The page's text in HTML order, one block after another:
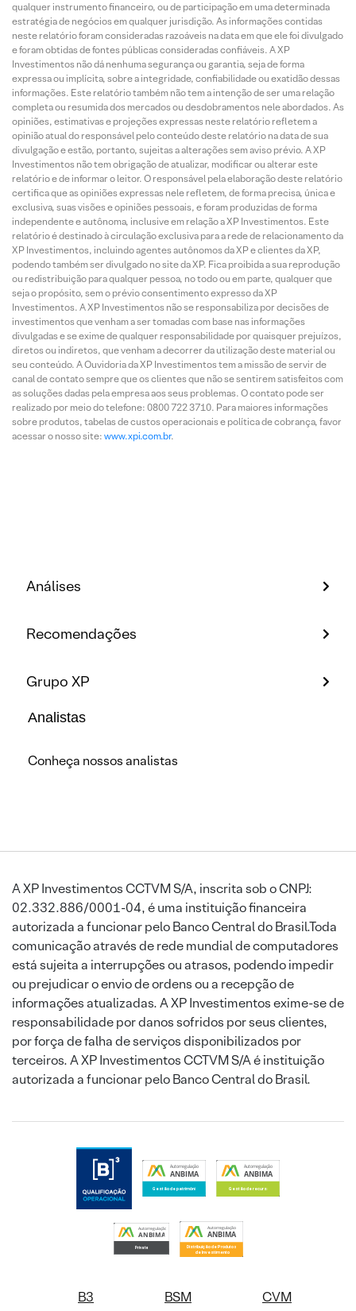
qualquer instrumento financeiro, ou de participação em uma determinada
estratégia de negócios em qualquer jurisdição. As informações contidas
neste relatório foram consideradas razoáveis na data em que ele foi divulgado
e foram obtidas de fontes públicas consideradas confiáveis. A XP
Investimentos não dá nenhuma segurança ou garantia, seja de forma
expressa ou implícita, sobre a integridade, confiabilidade ou exatidão dessas
informações. Este relatório também não tem a intenção de ser uma relação
completa ou resumida dos mercados ou desdobramentos nele abordados. As
opiniões, estimativas e projeções expressas neste relatório refletem a
opinião atual do responsável pelo conteúdo deste relatório na data de sua
divulgação e estão, portanto, sujeitas a alterações sem aviso prévio. A XP
Investimentos não tem obrigação de atualizar, modificar ou alterar este
relatório e de informar o leitor. O responsável pela elaboração deste relatório
certifica que as opiniões expressas nele refletem, de forma precisa, única e
exclusiva, suas visões e opiniões pessoais, e foram produzidas de forma
independente e autônoma, inclusive em relação a XP Investimentos. Este
relatório é destinado à circulação exclusiva para a rede de relacionamento da
XP Investimentos, incluindo agentes autônomos da XP e clientes da XP,
podendo também ser divulgado no site da XP. Fica proibida a sua reprodução
ou redistribuição para qualquer pessoa, no todo ou em parte, qualquer que
seja o propósito, sem o prévio consentimento expresso da XP
Investimentos. A XP Investimentos não se responsabiliza por decisões de
investimentos que venham a ser tomadas com base nas informações
divulgadas e se exime de qualquer responsabilidade por quaisquer prejuízos,
diretos ou indiretos, que venham a decorrer da utilização deste material ou
seu conteúdo. A Ouvidoria da XP Investimentos tem a missão de servir de
canal de contato sempre que os clientes que não se sentirem satisfeitos com
as soluções dadas pela empresa aos seus problemas. O contato pode ser
realizado por meio do telefone: 0800 722 3710. Para maiores informações
sobre produtos, tabelas de custos operacionais e política de cobrança, favor
acessar o nosso site: www.xpi.com.br.
Análises
Recomendações
Grupo XP
Analistas
Conheça nossos analistas
A XP Investimentos CCTVM S/A, inscrita sob o CNPJ:
02.332.886/0001-04, é uma instituição financeira
autorizada a funcionar pelo Banco Central do Brasil.Toda
comunicação através de rede mundial de computadores
está sujeita a interrupções ou atrasos, podendo impedir
ou prejudicar o envio de ordens ou a recepção de
informações atualizadas. A XP Investimentos exime-se de
responsabilidade por danos sofridos por seus clientes,
por força de falha de serviços disponibilizados por
terceiros. A XP Investimentos CCTVM S/A é instituição
autorizada a funcionar pelo Banco Central do Brasil.
B3 BSM CVM